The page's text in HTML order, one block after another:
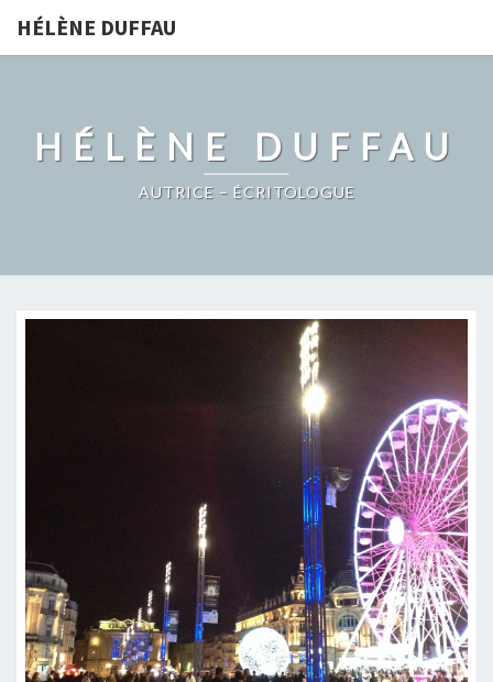
HÉLÈNE DUFFAU
HÉLÈNE DUFFAU
AUTRICE – ÉCRITOLOGUE